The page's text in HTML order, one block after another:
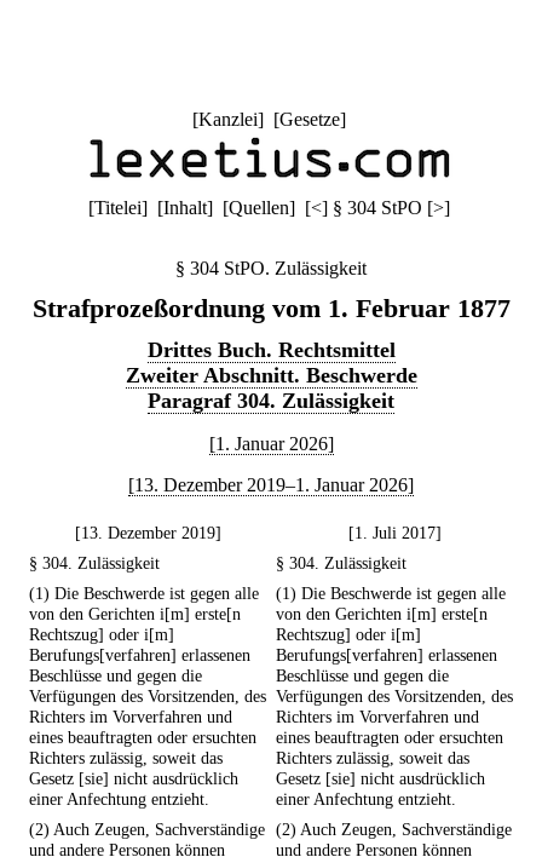
[Kanzlei] [Gesetze]
[Titelei] [Inhalt] [Quellen] [<] § 304 StPO [>]
§ 304 StPO. Zulässigkeit
Strafprozeßordnung vom 1. Februar 1877
Drittes Buch. Rechtsmittel
Zweiter Abschnitt. Beschwerde
Paragraf 304. Zulässigkeit
[1. Januar 2026]
[13. Dezember 2019–1. Januar 2026]
[13. Dezember 2019]
[1. Juli 2017]
§ 304. Zulässigkeit
§ 304. Zulässigkeit
(1) Die Beschwerde ist gegen alle
von den Gerichten i[m] erste[n
Rechtszug] oder i[m]
Berufungs[verfahren] erlassenen
Beschlüsse und gegen die
Verfügungen des Vorsitzenden, des
Richters im Vorverfahren und
eines beauftragten oder ersuchten
Richters zulässig, soweit das
Gesetz [sie] nicht ausdrücklich
einer Anfechtung entzieht.
(1) Die Beschwerde ist gegen alle
von den Gerichten i[m] erste[n
Rechtszug] oder i[m]
Berufungs[verfahren] erlassenen
Beschlüsse und gegen die
Verfügungen des Vorsitzenden, des
Richters im Vorverfahren und
eines beauftragten oder ersuchten
Richters zulässig, soweit das
Gesetz [sie] nicht ausdrücklich
einer Anfechtung entzieht.
(2) Auch Zeugen, Sachverständige
und andere Personen können
(2) Auch Zeugen, Sachverständige
und andere Personen können